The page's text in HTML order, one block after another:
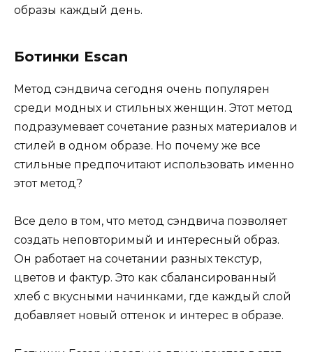
образы каждый день.
Ботинки Escan
Метод сэндвича сегодня очень популярен
среди модных и стильных женщин. Этот метод
подразумевает сочетание разных материалов и
стилей в одном образе. Но почему же все
стильные предпочитают использовать именно
этот метод?
Все дело в том, что метод сэндвича позволяет
создать неповторимый и интересный образ.
Он работает на сочетании разных текстур,
цветов и фактур. Это как сбалансированный
хлеб с вкусными начинками, где каждый слой
добавляет новый оттенок и интерес в образе.